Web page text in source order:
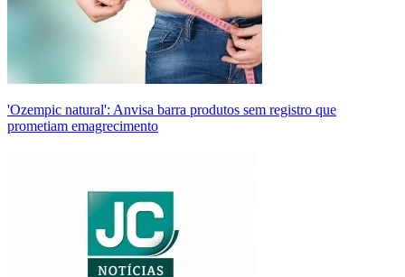
'Ozempic natural': Anvisa barra produtos sem registro que
prometiam emagrecimento